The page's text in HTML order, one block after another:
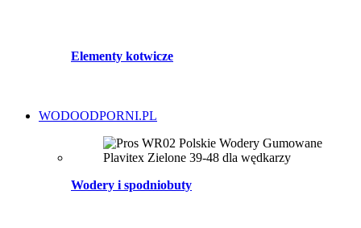
Elementy kotwicze
WODOODPORNI.PL
Wodery i spodniobuty